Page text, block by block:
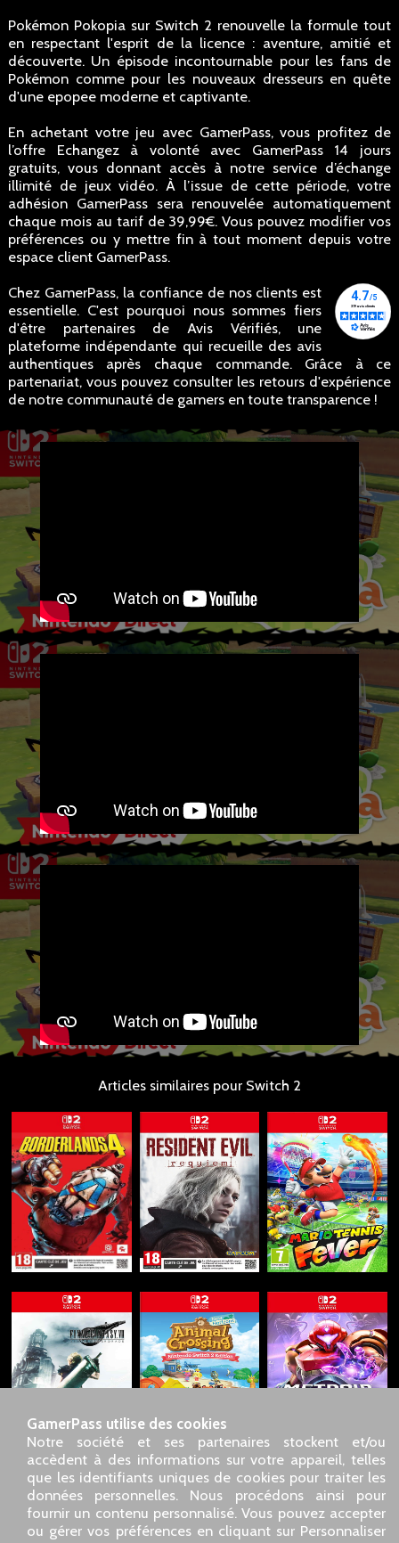
Pokémon Pokopia sur Switch 2 renouvelle la formule tout
en respectant l'esprit de la licence : aventure, amitié et
découverte. Un épisode incontournable pour les fans de
Pokémon comme pour les nouveaux dresseurs en quête
d'une epopee moderne et captivante.
En achetant votre jeu avec GamerPass, vous profitez de
l’offre Echangez à volonté avec GamerPass 14 jours
gratuits, vous donnant accès à notre service d’échange
illimité de jeux vidéo. À l’issue de cette période, votre
adhésion GamerPass sera renouvelée automatiquement
chaque mois au tarif de 39,99€. Vous pouvez modifier vos
préférences ou y mettre fin à tout moment depuis votre
espace client GamerPass.
Chez GamerPass, la confiance de nos clients est
essentielle. C'est pourquoi nous sommes fiers
d'être partenaires de Avis Vérifiés, une
plateforme indépendante qui recueille des avis
authentiques après chaque commande. Grâce à ce
partenariat, vous pouvez consulter les retours d'expérience
de notre communauté de gamers en toute transparence !
Articles similaires pour Switch 2
GamerPass utilise des cookies
Notre société et ses partenaires stockent et/ou
accèdent à des informations sur votre appareil, telles
que les identifiants uniques de cookies pour traiter les
données personnelles. Nous procédons ainsi pour
fournir un contenu personnalisé. Vous pouvez accepter
ou gérer vos préférences en cliquant sur Personnaliser
SARL GDN GamerPass, Service client par téléphone : 01 85
09 18 80